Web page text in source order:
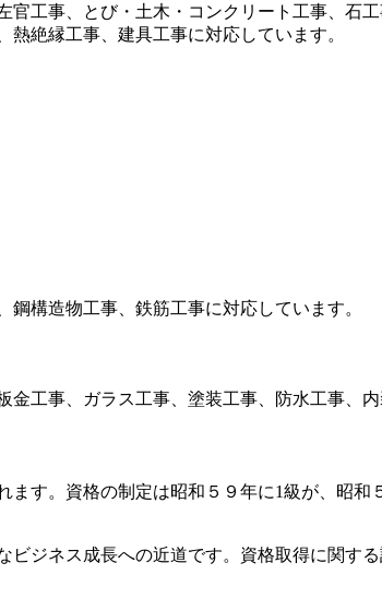
工事、とび・土木・コンクリート工事、石
絶縁工事、建具工事に対応しています。
構造物工事、鉄筋工事に対応しています。
工事、ガラス工事、塗装工事、防水工事、
す。資格の制定は昭和５９年に1級が、昭
ジネス成長への近道です。資格取得に関す